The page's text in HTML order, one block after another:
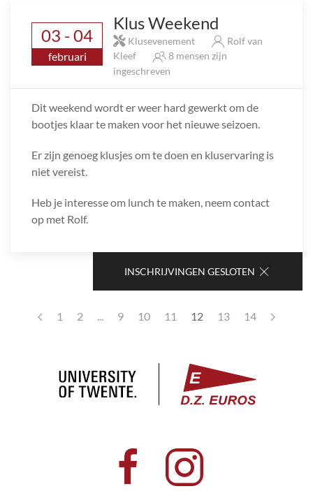
03 - 04
februari
Klus Weekend
Klusevenement
Rolf van
Kleef
8 mensen zijn
ingeschreven
Dit weekend wordt er weer hard gewerkt om de
bootjes klaar te maken voor het nieuwe seizoen.
Er zijn genoeg klusjes om te doen en kluservaring is
niet vereist.
Heb je interesse om lunch te maken, neem contact
op met Rolf.
INSCHRIJVINGEN GESLOTEN
1 2 ... 9 10 11 12 13 14